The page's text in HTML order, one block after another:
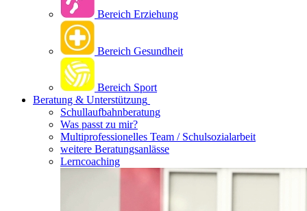
Bereich Erziehung
Bereich Gesundheit
Bereich Sport
Beratung & Unterstützung
Schullaufbahnberatung
Was passt zu mir?
Multipro­fessionelles Team / Schulsozialarbeit
weitere Beratungsanlässe
Lerncoaching